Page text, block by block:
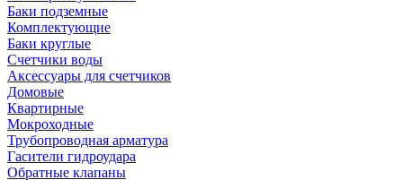
Баки подземные
Комплектующие
Баки круглые
Счетчики воды
Аксессуары для счетчиков
Домовые
Квартирные
Мокроходные
Трубопроводная арматура
Гасители гидроудара
Обратные клапаны